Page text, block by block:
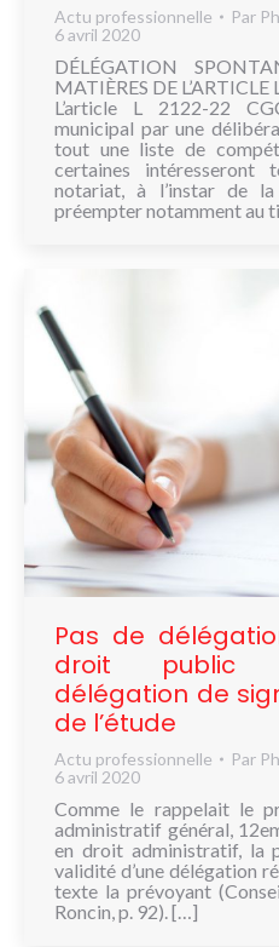
Actu professionnelle Par
6 avril 2020
DÉLÉGATION
MATIÈRES DE
L’article L 2122-22
municipal par une
tout une liste de
certaines intéresseront
notariat, à l’instar de
préempter notamment au
Pas de
droit public :
délégation de
de l’étude
Actu professionnelle Par
6 avril 2020
Comme le rappelait le
administratif général,
en droit administratif, la
validité d’une délégation
texte la prévoyant
Roncin, p. 92). […]